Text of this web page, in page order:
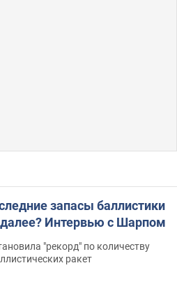
запасы баллистики
далее? Интервью с Шарпом
"рекорд" по количеству
ракет